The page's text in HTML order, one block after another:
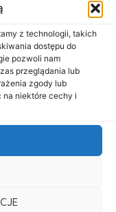
z technologii, takich
dostępu do
pozwoli nam
przeglądania lub
zgody lub
na niektóre cechy i